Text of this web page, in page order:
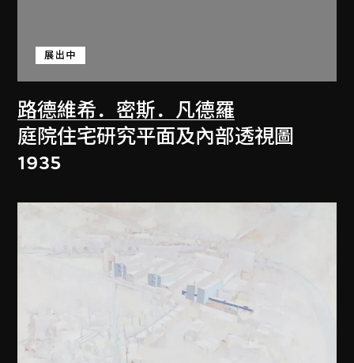
路德維希．密斯．凡德羅
展出中
庭院住宅研究平面及內部透視圖
1935